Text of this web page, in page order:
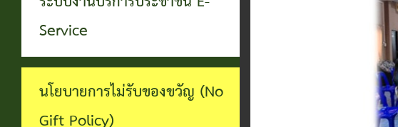
ยังชีพ
ระบบงาน
บริการ
ประชาชน
งาน
บุคคล
ทุจริต
Service
นโยบายการไม่รับของขวัญ (No
Gift Policy)